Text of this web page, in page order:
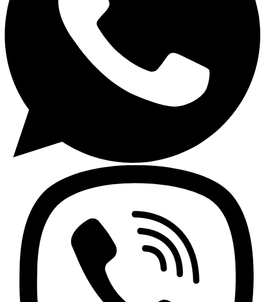
Lavaplatos y Accesorios